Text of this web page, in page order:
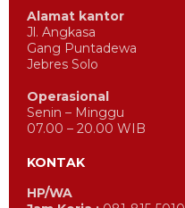
Alamat kantor
Jl. Angkasa
Gang Puntadewa
Jebres Solo
Operasional
Senin – Minggu
07.00 – 20.00 WIB
KONTAK
HP/WA